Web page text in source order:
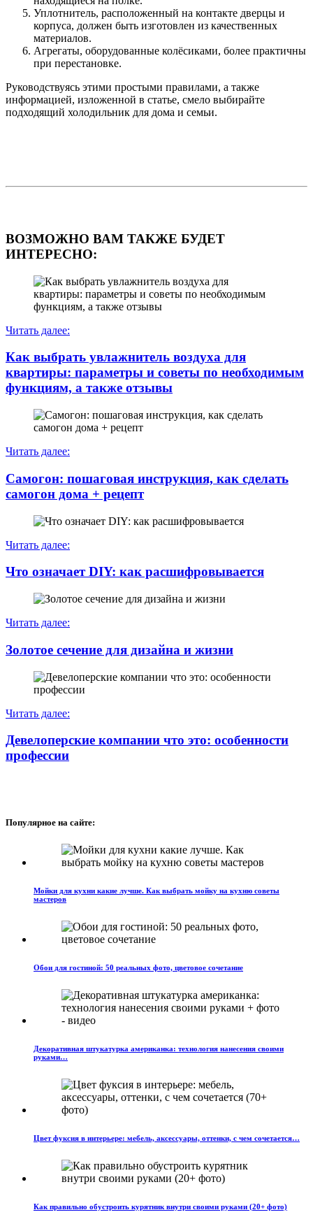
Уплотнитель, расположенный на контакте дверцы и
корпуса, должен быть изготовлен из качественных
материалов.
Агрегаты, оборудованные колёсиками, более практичны
при перестановке.
Руководствуясь этими простыми правилами, а также
информацией, изложенной в статье, смело выбирайте
подходящий холодильник для дома и семьи.
ВОЗМОЖНО ВАМ ТАКЖЕ БУДЕТ
ИНТЕРЕСНО:
Читать далее:
Как выбрать увлажнитель воздуха для
квартиры: параметры и советы по необходимым
функциям, а также отзывы
Читать далее:
Самогон: пошаговая инструкция, как сделать
самогон дома + рецепт
Читать далее:
Что означает DIY: как расшифровывается
Читать далее:
Золотое сечение для дизайна и жизни
Читать далее:
Девелоперские компании что это: особенности
профессии
Популярное на сайте:
Мойки для кухни какие лучше. Как выбрать мойку на кухню советы
мастеров
Обои для гостиной: 50 реальных фото, цветовое сочетание
Декоративная штукатурка американка: технология нанесения своими
руками…
Цвет фуксия в интерьере: мебель, аксессуары, оттенки, с чем сочетается…
Как правильно обустроить курятник внутри своими руками (20+ фото)